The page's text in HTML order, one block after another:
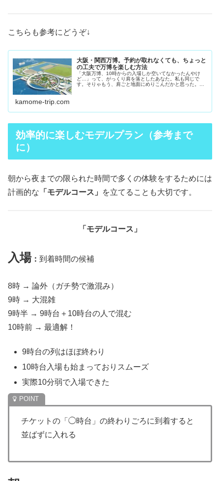
こちらも参考にどうぞ↓
大阪・関西万博。予約が取れなくても、ちょっと
の工夫で万博を楽しむ方法
「大阪万博、10時からの入場しか空いてなかったんやけ
ど…」って、がっくり肩を落としたあなた。私も同じで
す。そりゃもう、肩ごと地面にめりこんだかと思った。し
kamome-trip.com
効率的に楽しむモデルプラン（参考まで
に）
朝から夜までの限られた時間で多くの体験をするためには
計画的な 「モデルコース」 を立てることも大切です。
「モデルコース」
入場： 到着時間の候補
8時 → 論外（ガチ勢で激混み）
9時 → 大混雑
9時半 → 9時台＋10時台の人で混む
10時前 → 最適解！
9時台の列はほぼ終わり
10時台入場も始まっておりスムーズ
実際10分弱で入場できた
チケットの「◯時台」の終わりごろに到着すると
並ばずに入れる